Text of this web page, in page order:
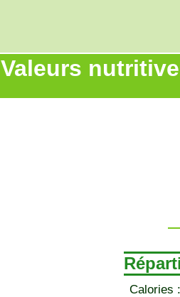
Valeurs
Calories :